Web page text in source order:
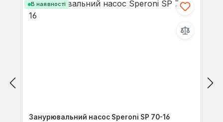
В наявності
Занурювальний насос Speroni SP 70-16